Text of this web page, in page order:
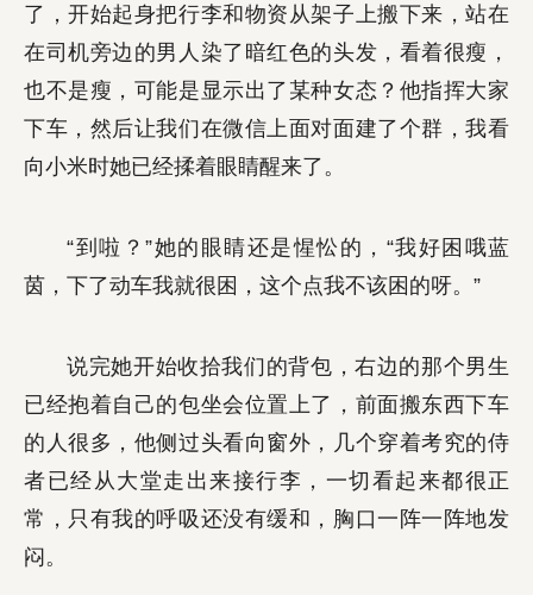
了，开始起身把行李和物资从架子上搬下来，站在
在司机旁边的男人染了暗红色的头发，看着很瘦，
也不是瘦，可能是显示出了某种女态？他指挥大家
下车，然后让我们在微信上面对面建了个群，我看
向小米时她已经揉着眼睛醒来了。
“到啦？”她的眼睛还是惺忪的，“我好困哦蓝
茵，下了动车我就很困，这个点我不该困的呀。”
说完她开始收拾我们的背包，右边的那个男生
已经抱着自己的包坐会位置上了，前面搬东西下车
的人很多，他侧过头看向窗外，几个穿着考究的侍
者已经从大堂走出来接行李，一切看起来都很正
常，只有我的呼吸还没有缓和，胸口一阵一阵地发
闷。